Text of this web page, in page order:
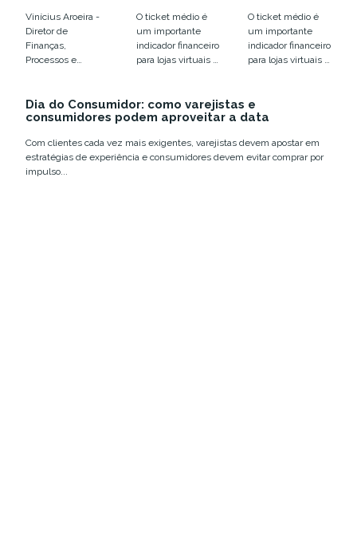
varejista
Vinícius Aroeira -
Diretor de
Finanças,
Processos e
Muito tem se
falado sobre a
digital. Mas...
nas vendas
online
O ticket médio é
um importante
indicador financeiro
para lojas virtuais e
quanto maior ele
for, mais...
nas vendas
online
O ticket médio é
um importante
indicador financeiro
para lojas virtuais e
quanto maior ele
for, mais...
Dia do Consumidor: como varejistas e
consumidores podem aproveitar a data
Com clientes cada vez mais exigentes, varejistas devem apostar em
estratégias de experiência e consumidores devem evitar comprar por
impulso...